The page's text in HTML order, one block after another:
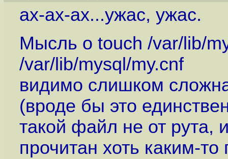
ах-ах-ах...ужас, ужас.
Мысль о touch /var/lib/
/var/lib/mysql/my.cnf
видимо слишком
(вроде бы это
такой файл не от рута,
прочитан хоть каким-